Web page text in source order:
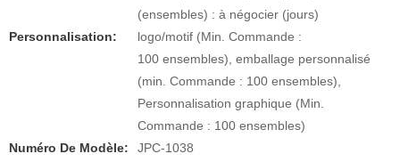
(ensembles) : à négocier (jours)
Personnalisation:
logo/motif (Min. Commande :
100 ensembles), emballage personnalisé
(min. Commande : 100 ensembles),
Personnalisation graphique (Min.
Commande : 100 ensembles)
Numéro De Modèle:
JPC-1038